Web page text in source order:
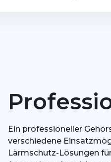
Ein professioneller
verschiedene
Lärmschutz-Lösungen